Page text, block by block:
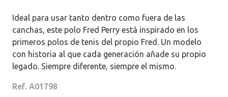
Ideal para usar tanto dentro como fuera de las
canchas, este polo Fred Perry está inspirado en los
primeros polos de tenis del propio Fred. Un modelo
con historia al que cada generación añade su propio
legado. Siempre diferente, siempre el mismo.
Ref. A01798